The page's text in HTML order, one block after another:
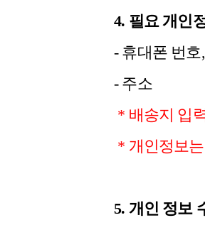
4. 필요 개인
- 휴대폰 번호
- 주소
* 배송지 입
* 개인정보
5. 개인 정보